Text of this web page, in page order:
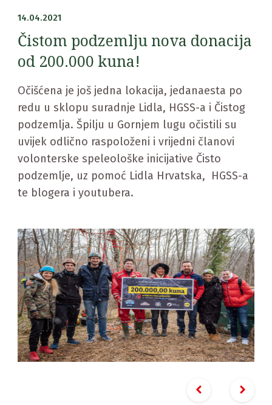
14.04.2021
Čistom podzemlju nova donacija
od 200.000 kuna!
Očišćena je još jedna lokacija, jedanaesta po
redu u sklopu suradnje Lidla, HGSS-a i Čistog
podzemlja. Špilju u Gornjem lugu očistili su
uvijek odlično raspoloženi i vrijedni članovi
volonterske speleološke inicijative Čisto
podzemlje, uz pomoć Lidla Hrvatska, HGSS-a
te blogera i youtubera.
Previous slide
Next